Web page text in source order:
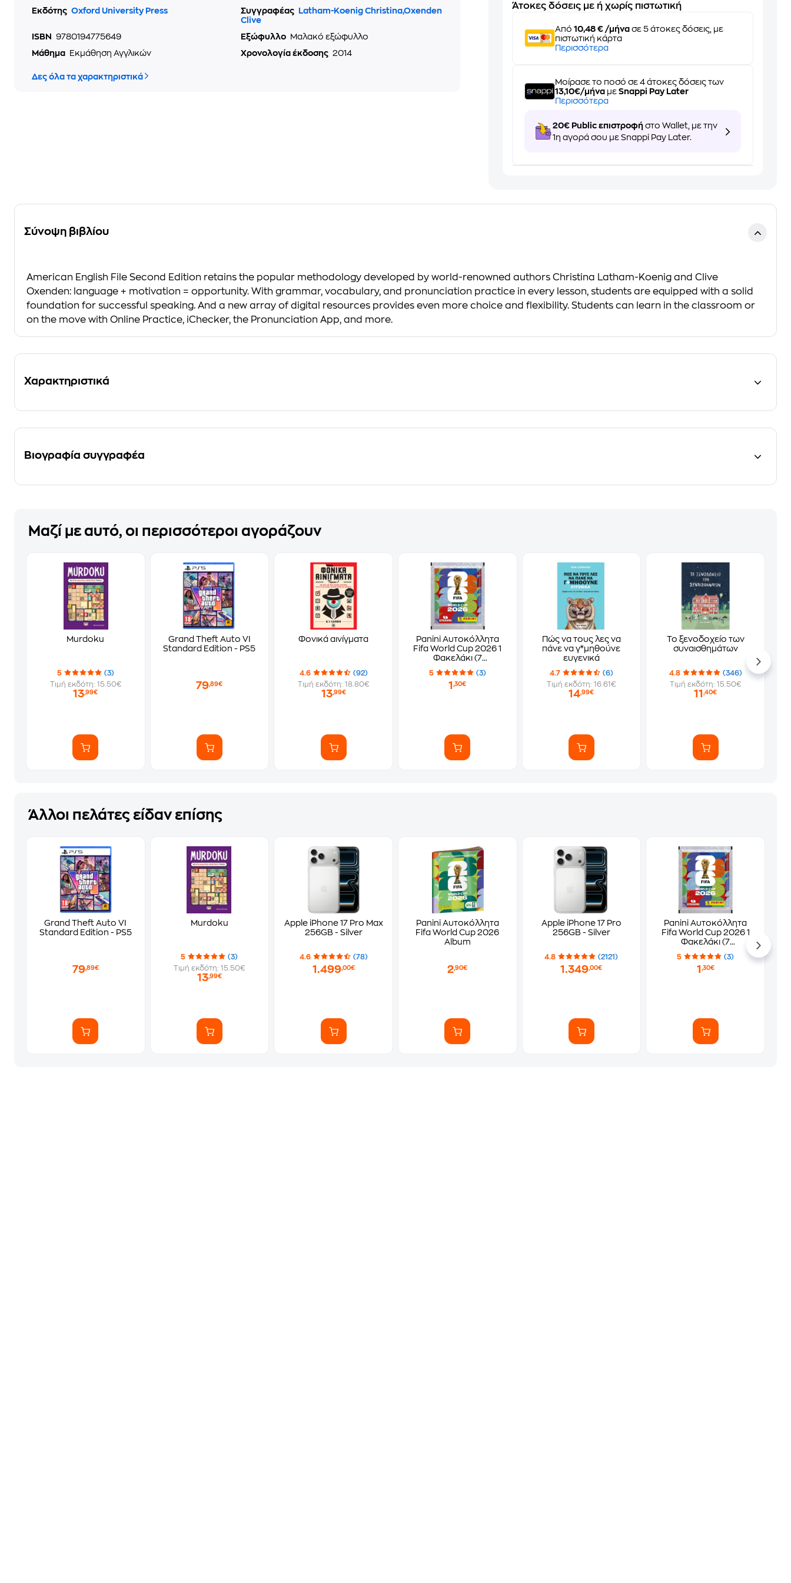
Εκδότης Oxford University Press Συγγραφέας
Latham-Koenig Christina,Oxenden
Clive
ISBN
9780194775649 Εξώφυλλο
Μαλακό εξώφυλλο
Μάθημα
Εκμάθηση Αγγλικών Χρονολογία έκδοσης 2014
Δες όλα τα χαρακτηριστικά
Άτοκες δόσεις με ή χωρίς πιστωτική
Από10,48 € /μήνα σε 5 άτοκες δόσεις, με
πιστωτική κάρτα
Περισσότερα
Μοίρασε το ποσό σε 4 άτοκες δόσεις των
13,10€/μήνα μεSnappi Pay Later
Περισσότερα
20€ Public επιστροφή στο Wallet, με την
1η αγορά σου με Snappi Pay Later.
Σύνοψη βιβλίου
American English File Second Edition retains the popular methodology developed by world-renowned authors Christina Latham-Koenig and Clive
Oxenden: language + motivation = opportunity. With grammar, vocabulary, and pronunciation practice in every lesson, students are equipped with a solid
foundation for successful speaking. And a new array of digital resources provides even more choice and flexibility. Students can learn in the classroom or
on the move with Online Practice, iChecker, the Pronunciation App, and more.
Χαρακτηριστικά
Βιογραφία συγγραφέα
Μαζί με αυτό, οι περισσότεροι αγοράζουν
Murdoku
5
(3)
Τιμή εκδότη: 15.50€
13,99€
Grand Theft Auto VI
Standard Edition - PS5
79,89€
Φονικά αινίγματα
4.6
(92)
Τιμή εκδότη: 18.80€
13,99€
Panini Αυτοκόλλητα
Fifa World Cup 2026 1
Φακελάκι (7
Αυτοκόλλητα)
5 (3)
1,30€
Πώς να τους λες να
πάνε να γ*μηθούνε
ευγενικά
4.7
(6)
Τιμή εκδότη: 16.61€
14,99€
Το ξενοδοχείο των
συναισθημάτων
4.8
(346)
Τιμή εκδότη: 15.50€
11,40€
Άλλοι πελάτες είδαν επίσης
Grand Theft Auto VI
Standard Edition - PS5
79,89€
Murdoku
5
(3)
Τιμή εκδότη: 15.50€
13,99€
Apple iPhone 17 Pro Max
256GB - Silver
4.6 (78)
1.499,00€
Panini Αυτοκόλλητα
Fifa World Cup 2026
Album
2,90€
Apple iPhone 17 Pro
256GB - Silver
4.8 (2121)
1.349,00€
Panini Αυτοκόλλητα
Fifa World Cup 2026 1
Φακελάκι (7
Αυτοκόλλητα)
5 (3)
1 ,30€